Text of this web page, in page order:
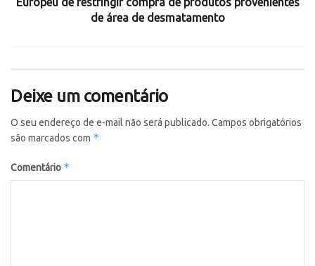
de área de desmatamento
Deixe um comentário
O seu endereço de e-mail não será publicado. Campos obrigatórios
são marcados com *
Comentário *